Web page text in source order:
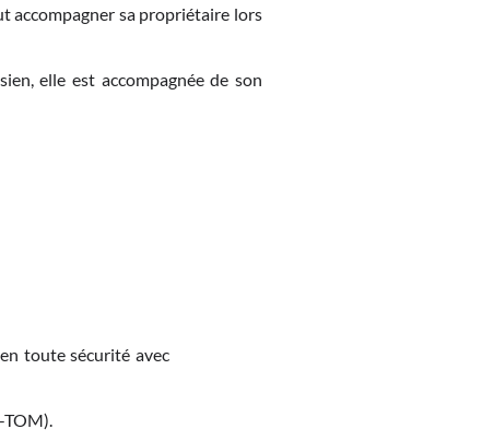
accompagner sa propriétaire lors
elle est accompagnée de son
toute sécurité avec
TOM).